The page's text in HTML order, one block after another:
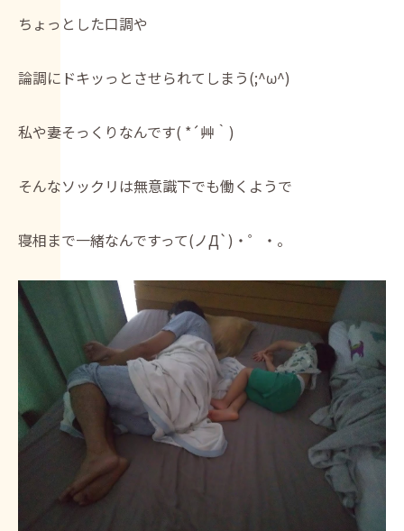
ちょっとした口調や
論調にドキッっとさせられてしまう(;^ω^)
私や妻そっくりなんです( *´艸｀)
そんなソックリは無意識下でも働くようで
寝相まで一緒なんですって(ノД`)・゜・。